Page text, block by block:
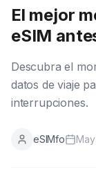
El mejor
eSIM
Descubra el
datos de viaje
interrupciones.
eSIMfo